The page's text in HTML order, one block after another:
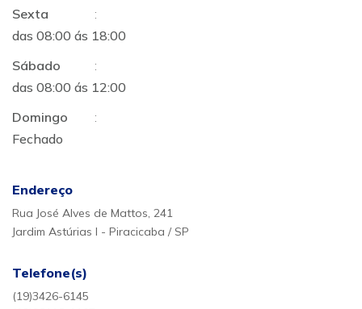
Sexta
:
das 08:00 ás 18:00
Sábado
:
das 08:00 ás 12:00
Domingo
:
Fechado
Endereço
Rua José Alves de Mattos, 241
Jardim Astúrias I - Piracicaba / SP
Telefone(s)
(19)3426-6145